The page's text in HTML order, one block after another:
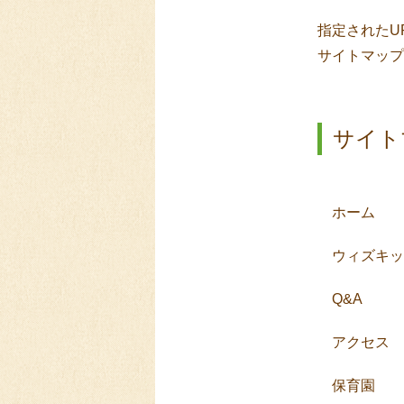
指定された
サイトマッ
サイ
ホーム
ウィズキ
Q&A
アクセス
保育園